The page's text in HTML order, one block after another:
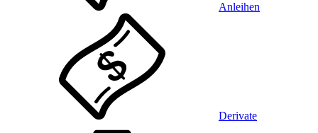
Anleihen
Derivate